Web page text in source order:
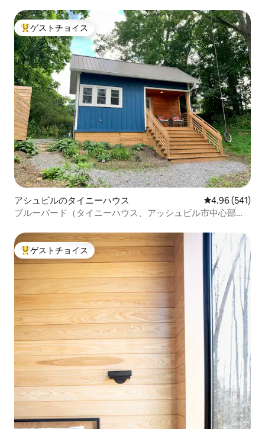
大好評のゲストチョイスです。
ゲストチョイス
アシュビルのタイニーハウス レビュー541
4.96 (541)
ブルーバード（タイニーハウス、アッシュビル市中心部ま
大好評のゲストチョイスです。
ゲストチョイス